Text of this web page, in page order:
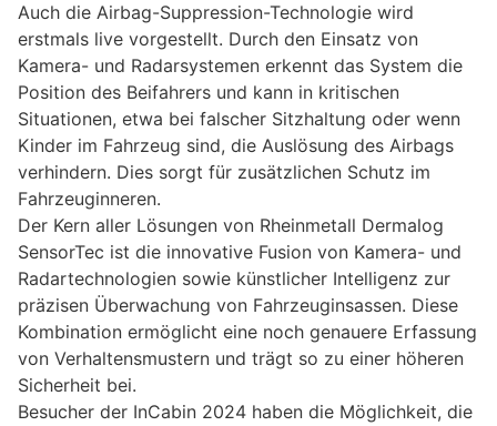
Auch die Airbag-Suppression-Technologie wird
erstmals live vorgestellt. Durch den Einsatz von
Kamera- und Radarsystemen erkennt das System die
Position des Beifahrers und kann in kritischen
Situationen, etwa bei falscher Sitzhaltung oder wenn
Kinder im Fahrzeug sind, die Auslösung des Airbags
verhindern. Dies sorgt für zusätzlichen Schutz im
Fahrzeuginneren.
Der Kern aller Lösungen von Rheinmetall Dermalog
SensorTec ist die innovative Fusion von Kamera- und
Radartechnologien sowie künstlicher Intelligenz zur
präzisen Überwachung von Fahrzeuginsassen. Diese
Kombination ermöglicht eine noch genauere Erfassung
von Verhaltensmustern und trägt so zu einer höheren
Sicherheit bei.
Besucher der InCabin 2024 haben die Möglichkeit, die